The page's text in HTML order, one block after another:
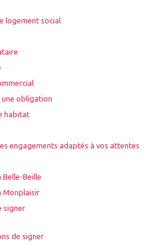
logement social
une obligation
habitat
engagements adaptés à vos attentes
Belle-Beille
Monplaisir
signer
de signer